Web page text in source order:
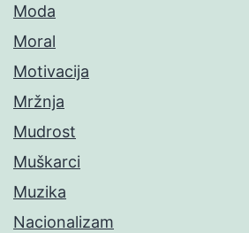
Moda
Moral
Motivacija
Mržnja
Mudrost
Muškarci
Muzika
Nacionalizam